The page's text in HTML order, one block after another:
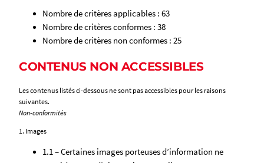
Nombre de critères applicables : 63
Nombre de critères conformes : 38
Nombre de critères non conformes : 25
CONTENUS NON ACCESSIBLES
Les contenus listés ci-dessous ne sont pas accessibles pour les raisons
suivantes.
Non-conformités
1. Images
1.1 – Certaines images porteuses d’information ne